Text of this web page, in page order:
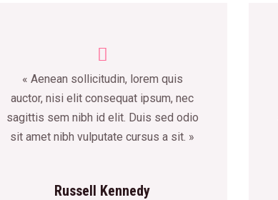
« Aenean sollicitudin, lorem quis
auctor, nisi elit consequat ipsum, nec
sagittis sem nibh id elit. Duis sed odio
sit amet nibh vulputate cursus a sit. »
Russell Kennedy